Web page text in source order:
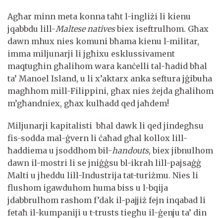
Agħar minn meta konna taħt l-ingliżi li kienu
jqabbdu lill-Maltese nativesbiex iseftrulhom. Għax
dawn mhux nies komuni bħama kienu l-militar,
imma miljunarji li jgħixu esklussivament
maqtugħin għalihom wara kanċelli tal-ħadid bħal
ta’ Manoel Island, u li x’aktarx anka seftura jġibuha
magħhom mill-Filippini, għax nies żejda għalihom
m’għandniex, għax kulħadd qed jaħdem!
Miljunarji kapitalisti bħal dawk li qed jindegħsu
fis-sodda mal-ġvern li ċaħad għal kollox lill-
ħaddiema u jsoddhom bil-handouts, biex jibnulhom
dawn il-mostri li se jniġġsu bl-ikrah lill-pajsaġġ
Malti u jheddu lill-Industrija tat-turiżmu. Nies li
flushom igawduhom huma biss u l-bqija
jdabbrulhom rashom f’dak il-pajjiż fejn inqabad li
fetaħ il-kumpaniji u t-trusts tiegħu il-ġenju ta’ din